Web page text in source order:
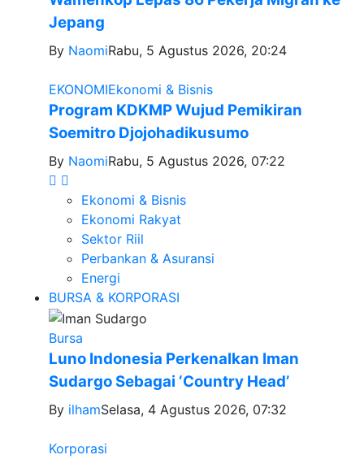
Jepang
By NaomiRabu, 5 Agustus 2026, 20:24
EKONOMIEkonomi & Bisnis
Program KDKMP Wujud Pemikiran
Soemitro Djojohadikusumo
By NaomiRabu, 5 Agustus 2026, 07:22
Ekonomi & Bisnis
Ekonomi Rakyat
Sektor Riil
Perbankan & Asuransi
Energi
BURSA & KORPORASI
Bursa
Luno Indonesia Perkenalkan Iman
Sudargo Sebagai ‘Country Head’
By ilhamSelasa, 4 Agustus 2026, 07:32
Korporasi